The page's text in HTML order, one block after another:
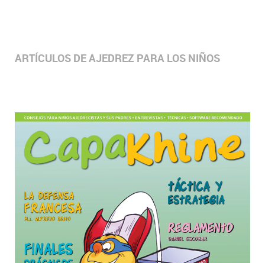
ARTÍCULOS DE AJEDREZ PARA LOS NIÑOS